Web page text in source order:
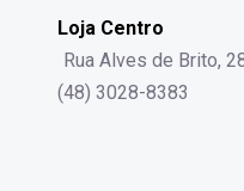
Loja Centro
Rua Alves de Brito,
(48) 3028-8383